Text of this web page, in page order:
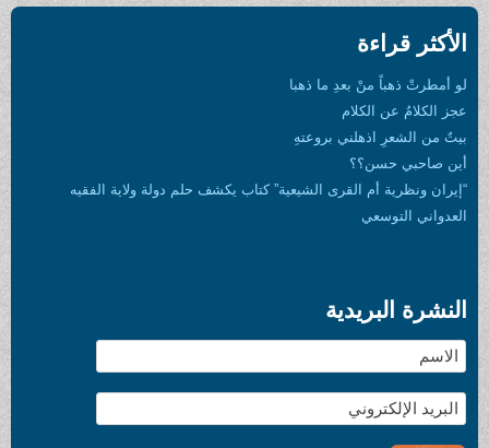
الأكثر قراءة
لو أمطرتْ ذهباً منْ بعدِ ما ذهبا
عجز الكلامُ عن الكلام
بيتٌ من الشعرِ اذهلني بروعتهِ
أين صاحبي حسن؟؟
“إيران ونظرية أم القرى الشيعية” كتاب يكشف حلم دولة ولاية الفقيه
العدواني التوسعي
النشرة البريدية